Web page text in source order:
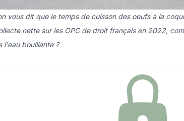
vous dit que le temps de cuisson des oeufs à la
nette sur les OPC de droit français en 2022,
l'eau bouillante ?